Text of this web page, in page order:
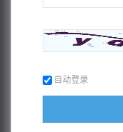
自动登录